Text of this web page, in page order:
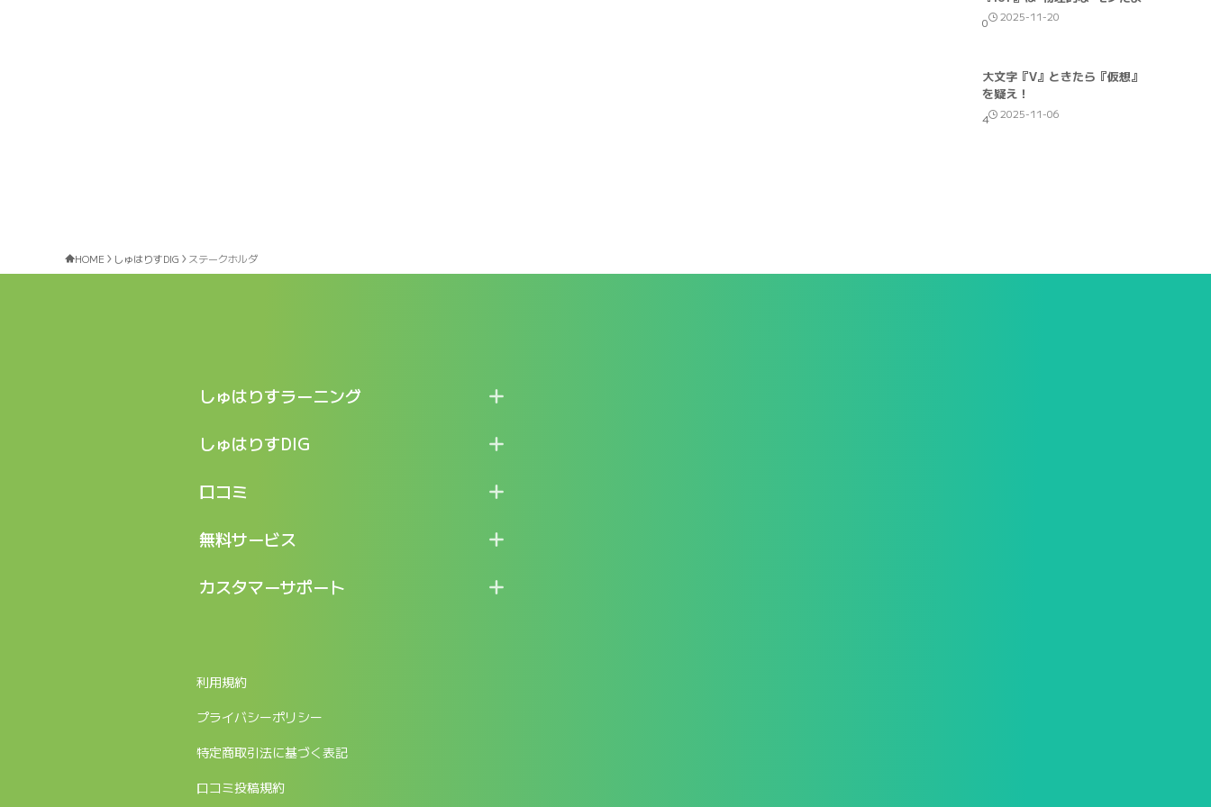
0 2025-11-20
大文字『V』ときたら『仮想』
を疑え！
4 2025-11-06
HOME しゅはりすDIG ステークホルダ
しゅはりすラーニング
特長
料金
新着情報
ログイン
しゅはりすDIG
記事一覧
口コミ
口コミ一覧
無料サービス
LINEで『Iパス ならし学習』
カスタマーサポート
返金申請フォーム
利用規約
プライバシーポリシー
特定商取引法に基づく表記
口コミ投稿規約